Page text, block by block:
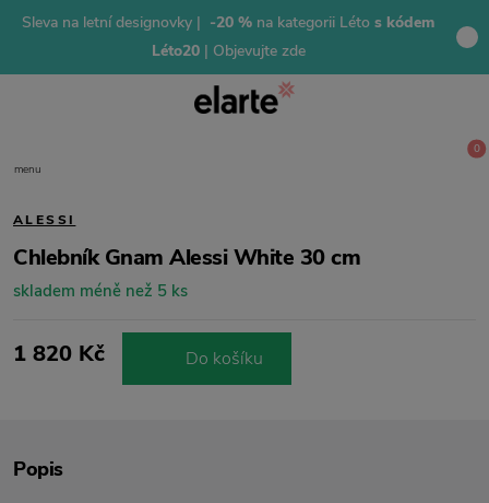
Sleva na letní designovky | -20 % na kategorii Léto s kódem
Léto20 | Objevujte zde
menu
0
ALESSI
Chlebník Gnam Alessi White 30 cm
skladem méně než 5 ks
1 820 Kč Do košíku
Popis